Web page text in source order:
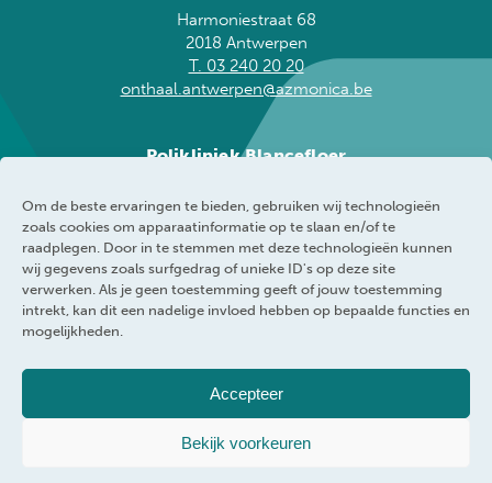
Om de beste ervaringen te bieden, gebruiken wij technologieën
zoals cookies om apparaatinformatie op te slaan en/of te
raadplegen. Door in te stemmen met deze technologieën kunnen
wij gegevens zoals surfgedrag of unieke ID's op deze site
verwerken. Als je geen toestemming geeft of jouw toestemming
intrekt, kan dit een nadelige invloed hebben op bepaalde functies en
mogelijkheden.
Accepteer
Bekijk voorkeuren
Harmoniestraat 68
2018 Antwerpen
T. 03 240 20 20
onthaal.antwerpen@azmonica.be
Polikliniek Blancefloer
2050 Antwerpen
T. 03 240 20 60
blancefloer@azmonica.be
AZ Monica
Privacybeleid
Responsible disclosure policy
Cookie policy
Toegankelijkheidsverklaring